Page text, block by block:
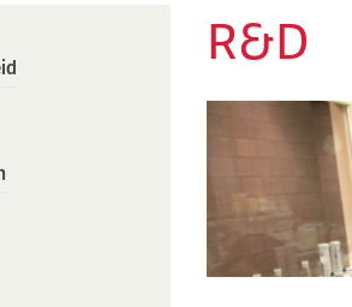
R&D